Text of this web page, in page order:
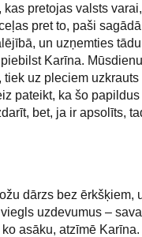
pretojas valsts
pret to, paši
un uzņemties
Karīna.
uz pleciem
pateikt, ka šo
bet, ja ir apsolīts,
dārzs bez ērkšķiem,
uzdevumus –
asāku, atzīmē